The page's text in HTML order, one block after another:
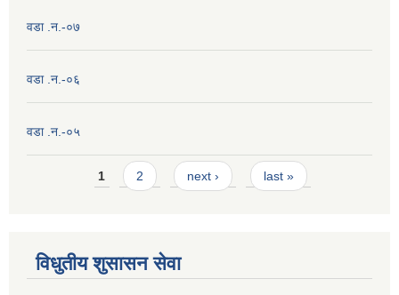
वडा .न.-०७
वडा .न.-०६
वडा .न.-०५
Pages1 2 next › last »
विधुतीय शुसासन सेवा